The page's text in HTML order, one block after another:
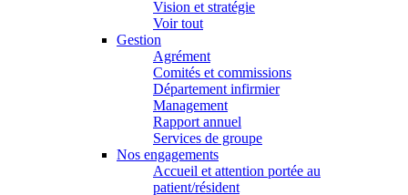
Vision et stratégie
Voir tout
Gestion
Agrément
Comités et commissions
Département infirmier
Management
Rapport annuel
Services de groupe
Nos engagements
Accueil et attention portée au
patient/résident